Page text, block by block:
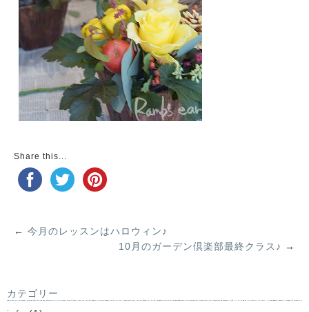
Share this...
← 今月のレッスンはハロウィン♪
10月のガーデン倶楽部最終クラス♪ →
カテゴリー